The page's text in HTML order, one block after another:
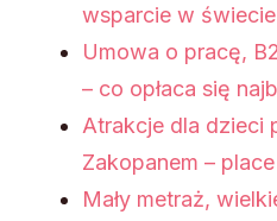
wsparcie w
Umowa o pracę,
– co opłaca się
Atrakcje dla dzieci
Zakopanem –
Mały metraż,